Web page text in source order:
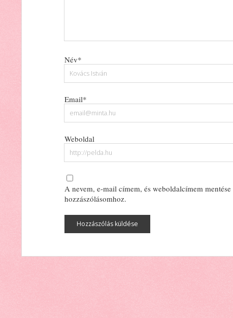
Név*
Email*
Weboldal
A nevem, e-mail címem, és weboldalcímem
hozzászólásomhoz.